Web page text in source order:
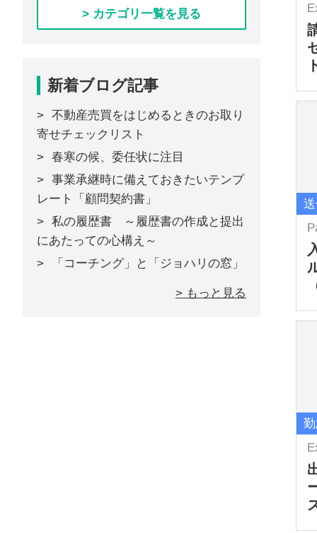
> カテゴリ一覧を見る
新着ブログ記事
不動産売買をはじめるときのお取り
寄せチェックリスト
春寒の候、委任状に注目
事業承継時に備えておきたいテンプ
レート「顧問契約書」
私の履歴書 ～履歴書の作成と提出
にあたっての心構え～
「コーチング」と「ジョハリの窓」
> もっと見る